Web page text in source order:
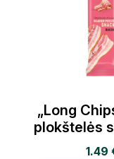
„Long
plokštelės
1.49